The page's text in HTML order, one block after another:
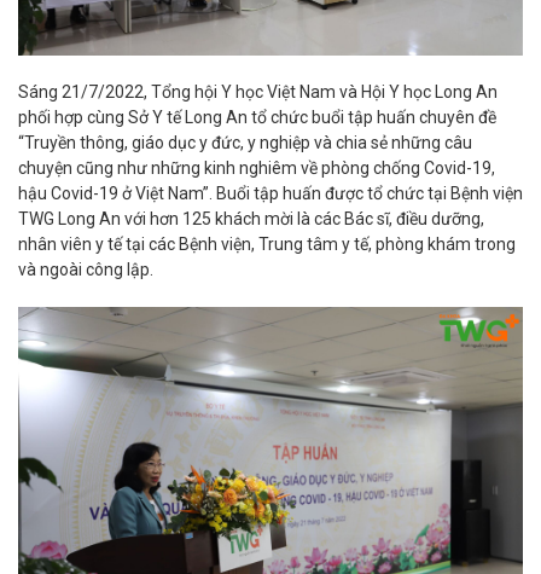
Sáng 21/7/2022, Tổng hội Y học Việt Nam và Hội Y học Long An
phối hợp cùng Sở Y tế Long An tổ chức buổi tập huấn chuyên đề
“Truyền thông, giáo dục y đức, y nghiệp và chia sẻ những câu
chuyện cũng như những kinh nghiêm về phòng chống Covid-19,
hậu Covid-19 ở Việt Nam”. Buổi tập huấn được tổ chức tại Bệnh viện
TWG Long An với hơn 125 khách mời là các Bác sĩ, điều dưỡng,
nhân viên y tế tại các Bệnh viện, Trung tâm y tế, phòng khám trong
và ngoài công lập.